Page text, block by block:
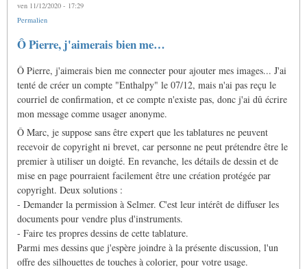
ven 11/12/2020 - 17:29
Permalien
Ô Pierre, j'aimerais bien me…
Ô Pierre, j'aimerais bien me connecter pour ajouter mes images... J'ai
tenté de créer un compte "Enthalpy" le 07/12, mais n'ai pas reçu le
courriel de confirmation, et ce compte n'existe pas, donc j'ai dû écrire
mon message comme usager anonyme.
Ô Marc, je suppose sans être expert que les tablatures ne peuvent
recevoir de copyright ni brevet, car personne ne peut prétendre être le
premier à utiliser un doigté. En revanche, les détails de dessin et de
mise en page pourraient facilement être une création protégée par
copyright. Deux solutions :
- Demander la permission à Selmer. C'est leur intérêt de diffuser les
documents pour vendre plus d'instruments.
- Faire tes propres dessins de cette tablature.
Parmi mes dessins que j'espère joindre à la présente discussion, l'un
offre des silhouettes de touches à colorier, pour votre usage.